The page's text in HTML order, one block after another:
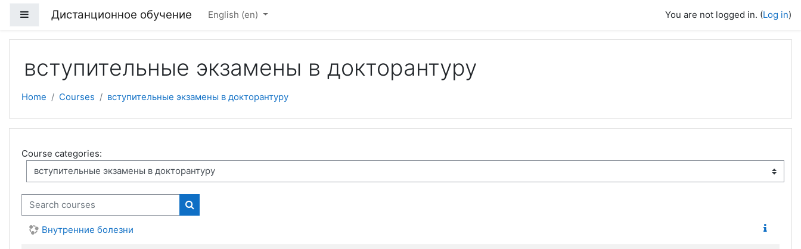
Side panel
Дистанционное обучение English ‎(en)‎ You are not logged in. (Log in)
вступительные экзамены в докторантуру
Home Courses вступительные экзамены в докторантуру
Course categories:
Search courses
Search courses
Внутренние болезни